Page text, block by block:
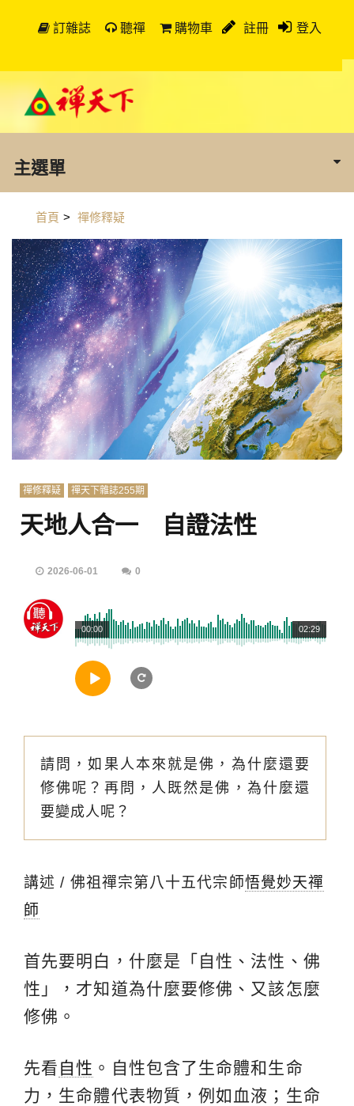
訂雜誌 聽禪 購物車 註冊 登入
主選單
首頁 > 禪修釋疑
禪修釋疑 禪天下雜誌255期
天地人合一 自證法性
2026-06-01 0
02:29
00:00
請問，如果人本來就是佛，為什麼還要
修佛呢？再問，人既然是佛，為什麼還
要變成人呢？
講述 / 佛祖禪宗第八十五代宗師悟覺妙天禪
師
首先要明白，什麼是「自性、法性、佛
性」，才知道為什麼要修佛、又該怎麼
修佛。
先看 自性 。自性包含了生命體和生命
力，生命體代表物質，例如血液；生命